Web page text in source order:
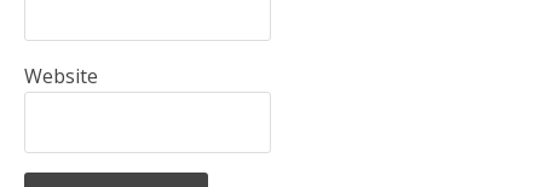
Website